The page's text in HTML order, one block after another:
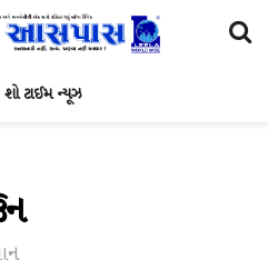
શો ટાઈમ ન્યૂઝ